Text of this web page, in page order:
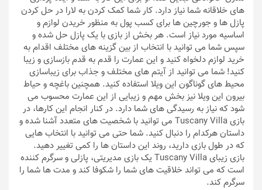
های خلاقانه شما نیاز دارد. کار شما کمک کردن به لارا در حل کردن
پازل ها و جورچین ها برای کسب پول به منظور خریدن لوازم و
اساسیه مورد نیاز است. هر بخش از بازی با یک پازل حل شده و
سپس شما می توانید با انتخاب از بین گزینه های مختلف اقدام به
خرید لوازم دلخواه کنید و این عمارت را قدم به قدم بازسازی و زیبا
کنید! شما می توانید از آیتم های مختلف و جذاب برای زیباسازی
محیط های گوناگون این ویلا استفاده کنید. همچنین باغچه و حیاط
بیرون این ویلا نیز بخش مهم و زیبایی از این عمارت محسوب می
شود که نیاز به رسیدگی های شما دارد. در کنار انجام این کارها، در
بازی Tuscany Villa می توانید با شخصیت های متعدد آشنا شده و
داستان هرکدام را دنبال کنید. شما حتی می توانید با انتخاب هایی
که در طول بازی دارید، روند این داستان ها را کمی تغییر دهید.
بازی زیبای Tuscany Villa یک بازی مدیریتی، پازلی و سرگرم کننده
است که می تواند خلاقیت های شما را شکوفا کند و مدت ها شما را
سرگرم کند.